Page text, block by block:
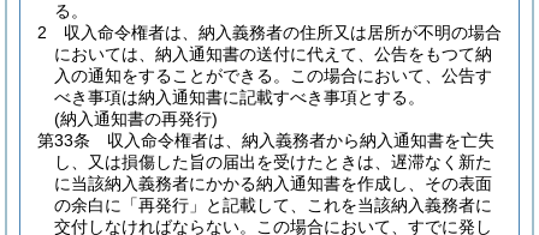
る。
2
収入命令権者は、納入義務者の住所又は居所が不明の場合
においては、納入通知書の送付に代えて、公告をもつて納
入の通知をすることができる。
この場合において、公告す
べき事項は納入通知書に記載すべき事項とする。
(納入通知書の再発行)
第33条
収入命令権者は、納入義務者から納入通知書を亡失
し、又は損傷した旨の届出を受けたときは、遅滞なく新た
に当該納入義務者にかかる納入通知書を作成し、その表面
の余白に「再発行」と記載して、これを当該納入義務者に
交付しなければならない。
この場合において、すでに発し